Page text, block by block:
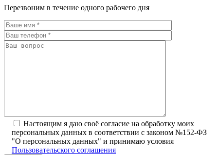
Перезвоним в течение одного рабочего дня
Настоящим я даю своё согласие на обработку моих
персональных данных в соответствии с законом №152-ФЗ
"О персональных данных" и принимаю условия
Пользовательского соглашения